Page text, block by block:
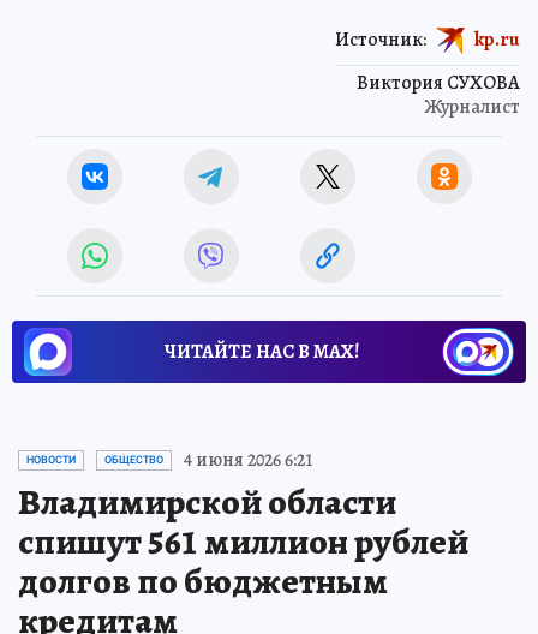
Виктория СУХОВА
Журналист
Источник: kp.ru
ЧИТАЙТЕ НАС В МАХ!
НОВОСТИ ОБЩЕСТВО 4 июня 2026 6:21
Владимирской области
спишут 561 миллион рублей
долгов по бюджетным
кредитам